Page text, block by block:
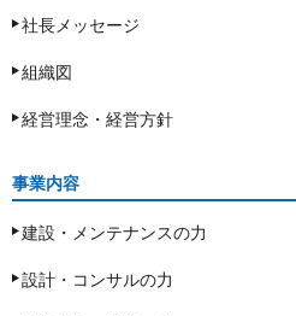
社長メッセージ
組織図
経営理念・経営方針
事業内容
建設・メンテナンスの力
設計・コンサルの力